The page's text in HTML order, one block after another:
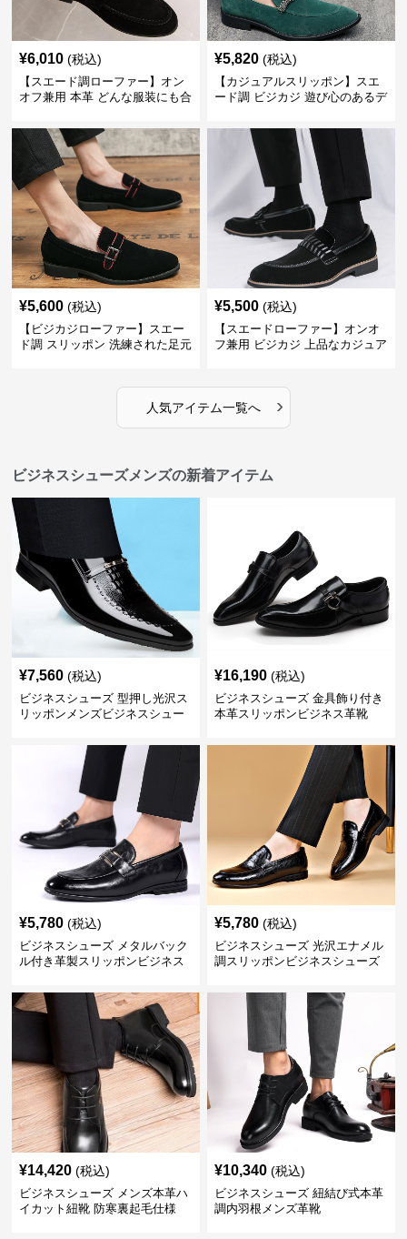
¥6,010 (税込)
【スエード調ローファー】オン
オフ兼用 本革 どんな服装にも合
供
¥5,820 (税込)
【カジュアルスリッポン】スエ
ード調 ビジカジ 遊び心のあるデ
表現
¥5,600 (税込)
【ビジカジローファー】スエー
ド調 スリッポン 洗練された足元
¥5,500 (税込)
【スエードローファー】オンオ
フ兼用 ビジカジ 上品なカジュア
人気アイテム一覧へ ›
ビジネスシューズメンズの新着アイテム
¥7,560 (税込)
ビジネスシューズ 型押し光沢ス
リッポンメンズビジネスシュー
¥16,190 (税込)
ビジネスシューズ 金具飾り付き
本革スリッポンビジネス革靴
¥5,780 (税込)
ビジネスシューズ メタルバック
ル付き革製スリッポンビジネス
¥5,780 (税込)
ビジネスシューズ 光沢エナメル
調スリッポンビジネスシューズ
¥14,420 (税込)
ビジネスシューズ メンズ本革ハ
イカット紐靴 防寒裏起毛仕様
¥10,340 (税込)
ビジネスシューズ 紐結び式本革
調内羽根メンズ革靴